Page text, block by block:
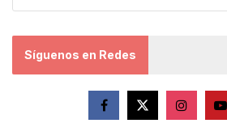
Síguenos en Redes